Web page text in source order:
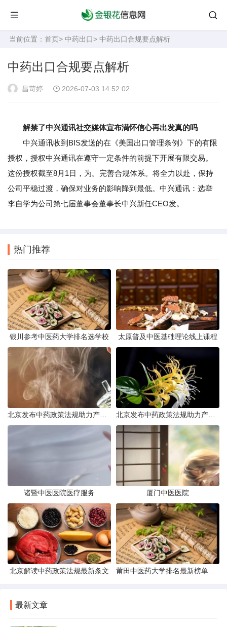
当前位置： 首页> 中药出口> 中药出口合规要点解析
中药出口合规要点解析
昌苛婷 2026-07-03 14:52:02
解禁了中兴通讯社交媒体宣布满怀信心再出发真的吗
中兴通讯收到BIS发送的在《美国出口管理条例》下的有限
授权，授权中兴通讯在遵守一定条件的前提下开展有限交易。
这份授权截至8月1日，为。完善合规体系。将全力以赴，保持
公司平稳过渡，确保对业务的影响降到最低。中兴通讯：选举
李自学为公司第七届董事会董事长中兴新任CEO发。
热门推荐
银川参考中医药大学排名选学校 太原普及中医基础理论线上课程
诸暨中医医院医疗服务 厦门中医医院
北京解读中药政策法规最新条文
最新文章